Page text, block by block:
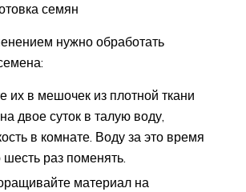
семян
нужно обработать
их в мешочек из плотной ткани
двое суток в талую воду,
в комнате. Воду за это время
раз поменять.
материал на